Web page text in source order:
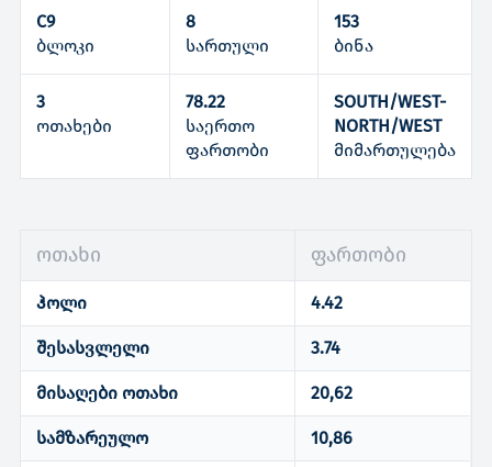
C9
ბლოკი
8
სართული
153
ბინა
3
ოთახები
78.22
საერთო
ფართობი
SOUTH/WEST-
NORTH/WEST
მიმართულება
ოთახი ფართობი
ჰოლი 4.42
შესასვლელი 3.74
მისაღები ოთახი 20,62
სამზარეულო 10,86